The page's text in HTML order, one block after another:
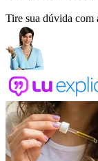
Tire sua dúvida com